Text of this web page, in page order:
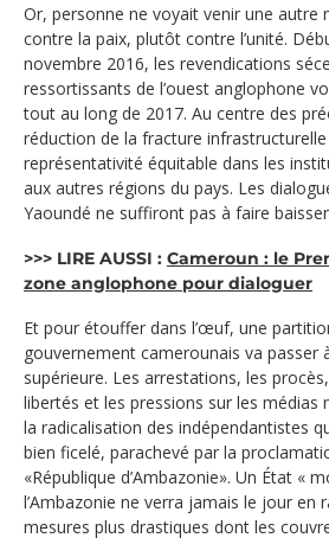
Or, personne ne voyait venir une autre
contre la paix, plutôt contre l’unité.
novembre 2016, les revendications
ressortissants de l’ouest anglophone
tout au long de 2017. Au centre des
réduction de la fracture
représentativité équitable dans les
aux autres régions du pays. Les
Yaoundé ne suffiront pas à faire
>>> LIRE AUSSI : Cameroun : le
zone anglophone pour dialoguer
Et pour étouffer dans l’œuf, une
gouvernement camerounais va passer
supérieure. Les arrestations, les
libertés et les pressions sur les médias
la radicalisation des indépendantistes
bien ficelé, parachevé par la
«République d’Ambazonie». Un État «
l’Ambazonie ne verra jamais le jour en
mesures plus drastiques dont les